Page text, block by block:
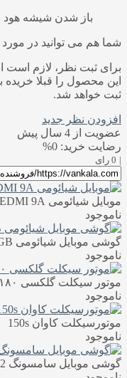
باز شدن شیشه هود بصورت 45 درجه
شما هم می توانید در مورد
برای ثبت نظر، لازم است
این محصول را قبلا
ثبت خواهد شد.
افزودن نظر جدید
عضویت از 4 سال پیش
رضایت خرید: 0%
| 0 رای
موبایل شیائومی REDMI 9A
ناموجود
گوشی موبایل شیائومی note 10 lite – 64GB
ناموجود
موتور سیکلت گلکسی NH ۱۸۰
ناموجود
موتورسیکلت کاوان 150s
ناموجود
گوشی موبایل سامسونگ A11 ram2